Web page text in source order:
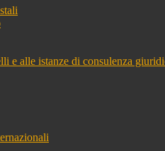
e alle istanze di consulenza